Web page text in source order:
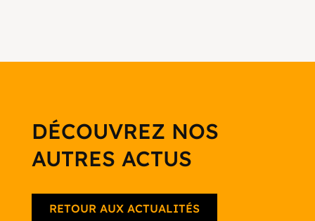
DÉCOUVREZ NOS
AUTRES ACTUS
RETOUR AUX ACTUALITÉS